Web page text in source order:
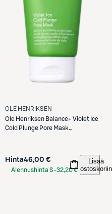
OLE HENRIKSEN
Ole Henriksen Balance+ Violet Ice
Cold Plunge Pore Mask
Hinta46,00 €
Alennushinta S-32,20 €
Lisää
ostoskoriin